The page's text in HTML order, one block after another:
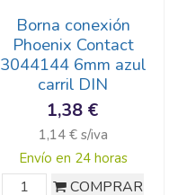
Borna conexión
Phoenix Contact
3044144 6mm azul
carril DIN
1,38 €
1,14 € s/iva
Envío en 24 horas
COMPRAR